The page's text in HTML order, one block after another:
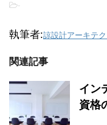
-
執筆者:諒設計アーキテ
関連記事
イン
資格